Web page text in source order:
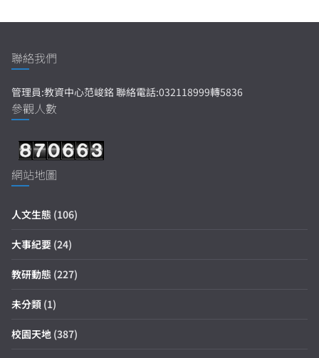
聯絡我們
管理員:教資中心范峻銘 聯絡電話:032118999轉5836
參觀人數
網站地圖
人文生態 (106)
大事紀要 (24)
教研動態 (227)
未分類 (1)
校園天地 (387)